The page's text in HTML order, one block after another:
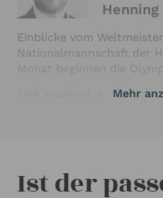
Mehr
Henning
Einblicke vom
Nationalmannschaft der
Monat beginnen die
André Henning, dem
Ist der